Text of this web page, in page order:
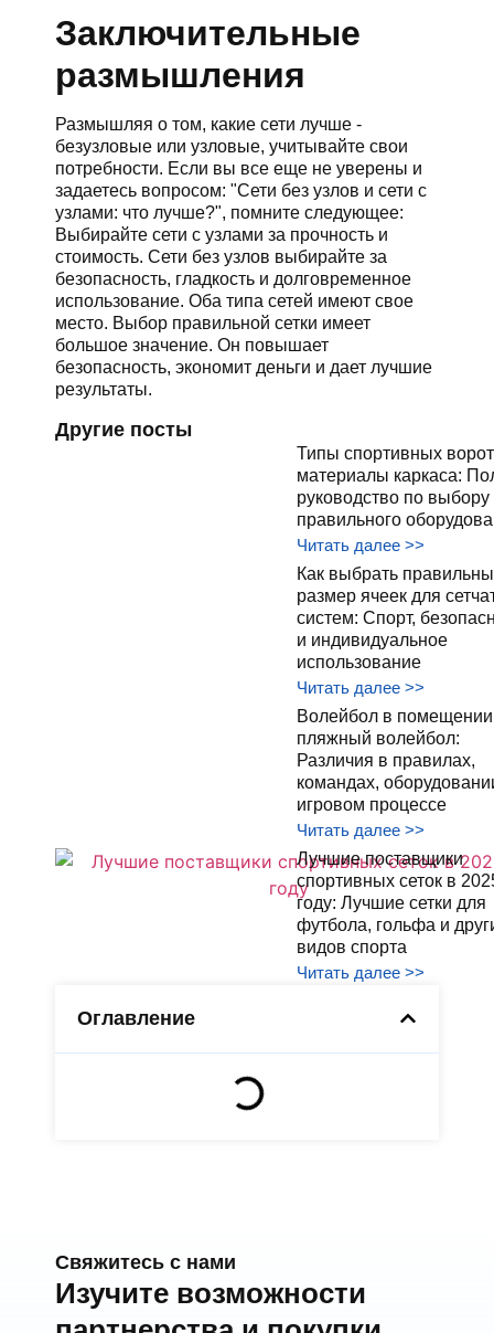
Заключительные
размышления
Размышляя о том, какие сети лучше -
безузловые или узловые, учитывайте свои
потребности. Если вы все еще не уверены и
задаетесь вопросом: "Сети без узлов и сети с
узлами: что лучше?", помните следующее:
Выбирайте сети с узлами за прочность и
стоимость. Сети без узлов выбирайте за
безопасность, гладкость и долговременное
использование. Оба типа сетей имеют свое
место. Выбор правильной сетки имеет
большое значение. Он повышает
безопасность, экономит деньги и дает лучшие
результаты.
Другие посты
Типы спортивных
материалы каркаса:
руководство по выбору
правильного
Читать далее >>
Как выбрать
размер ячеек для
систем: Спорт,
и индивидуальное
использование
Читать далее >>
Волейбол в
пляжный волейбол:
Различия в правилах,
командах,
игровом процессе
Читать далее >>
Лучшие поставщики
спортивных сеток в
году: Лучшие сетки для
футбола, гольфа и
видов спорта
Читать далее >>
Оглавление
Свяжитесь с нами
Изучите возможности